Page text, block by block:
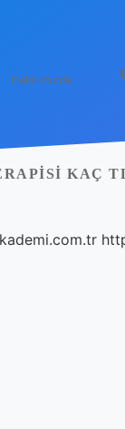
Hakkımızda
KAÇ